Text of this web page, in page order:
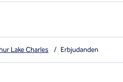
Lake Charles / Erbjudanden